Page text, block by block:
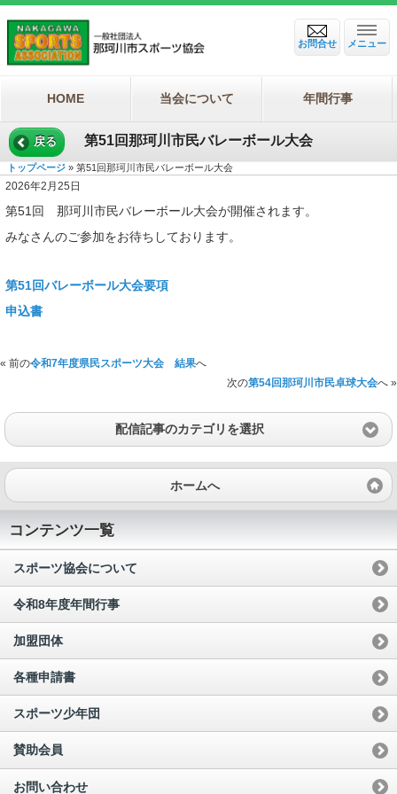
メニュー
お問合せ
HOME 当会について 年間行事
戻る 第51回那珂川市民バレーボール大会
トップページ » 第51回那珂川市民バレーボール大会
2026年2月25日
第51回 那珂川市民バレーボール大会が開催されます。
みなさんのご参加をお待ちしております。
第51回バレーボール大会要項
申込書
« 前の令和7年度県民スポーツ大会 結果へ
次の第54回那珂川市民卓球大会へ »
配信記事のカテゴリを選択
ホームへ
コンテンツ一覧
スポーツ協会について
令和8年度年間行事
加盟団体
各種申請書
スポーツ少年団
賛助会員
お問い合わせ